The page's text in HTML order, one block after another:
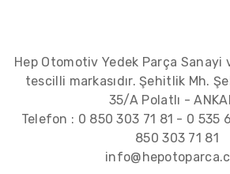
Hep Otomotiv Yedek Parça
tescilli markasıdır. Şehitlik Mh.
35/A Polatlı -
Telefon : 0 850 303 71 81 - 0 535
850 303 71 81